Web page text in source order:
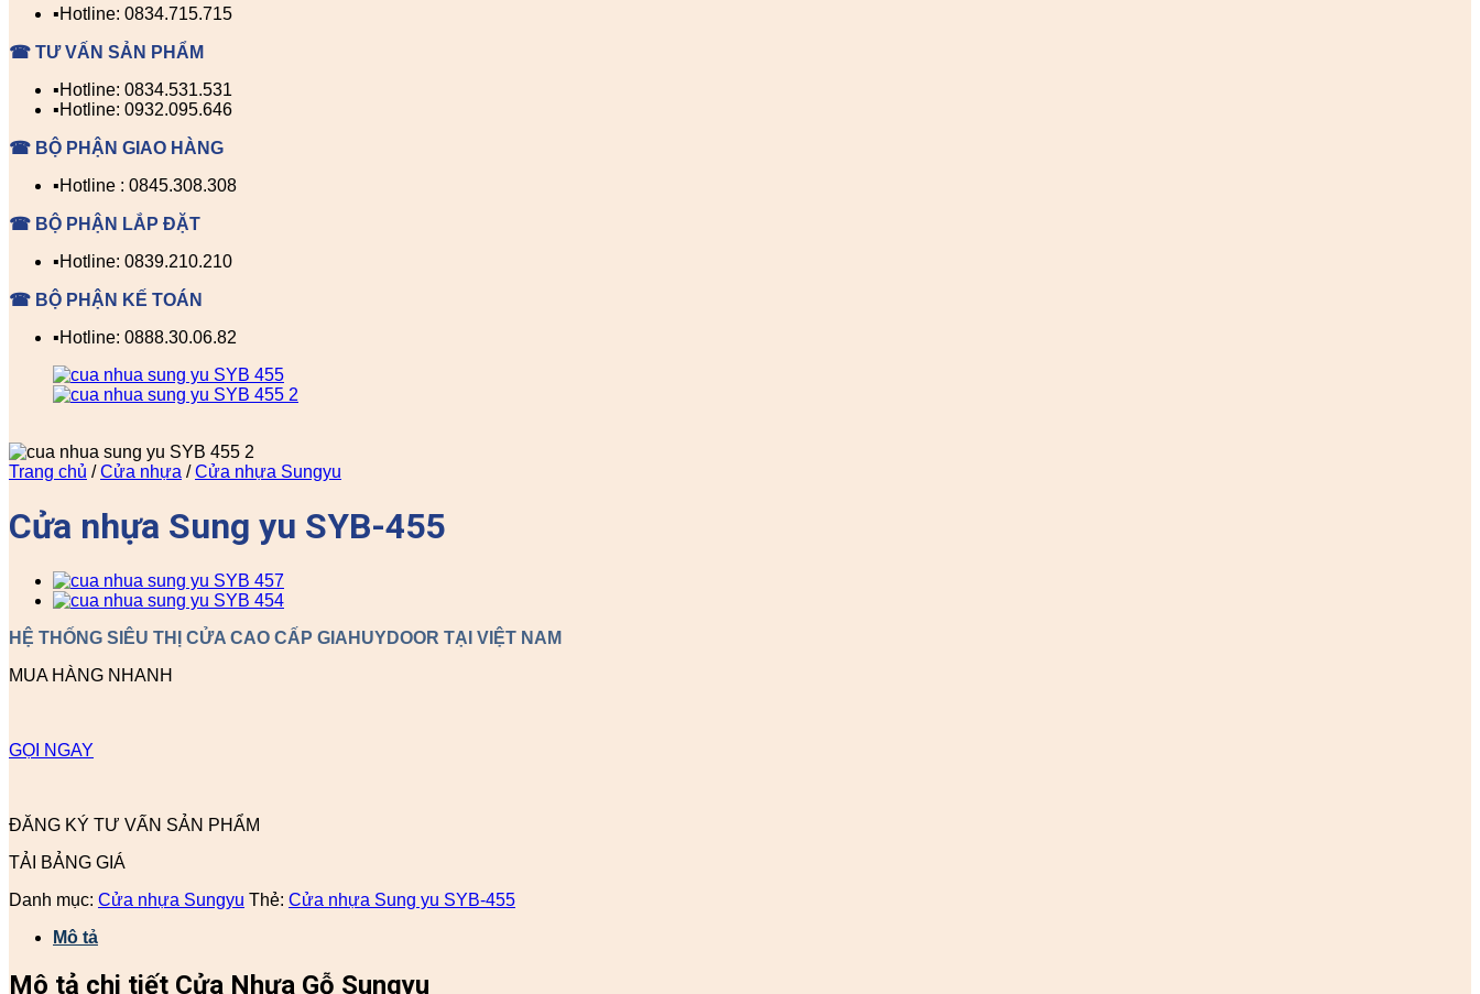
▪️Hotline: 0834.715.715
☎ TƯ VẤN SẢN PHẨM
▪️Hotline: 0834.531.531
▪️Hotline: 0932.095.646
☎ BỘ PHẬN GIAO HÀNG
▪️Hotline : 0845.308.308
☎ BỘ PHẬN LẮP ĐẶT
▪️Hotline: 0839.210.210
☎ BỘ PHẬN KẾ TOÁN
▪️Hotline: 0888.30.06.82
Trang chủ / Cửa nhựa / Cửa nhựa Sungyu
Cửa nhựa Sung yu SYB-455
HỆ THỐNG SIÊU THỊ CỬA CAO CẤP GIAHUYDOOR TẠI VIỆT NAM
MUA HÀNG NHANH
GỌI NGAY
ĐĂNG KÝ TƯ VẤN SẢN PHẨM
TẢI BẢNG GIÁ
Danh mục: Cửa nhựa Sungyu Thẻ: Cửa nhựa Sung yu SYB-455
Mô tả
Mô tả chi tiết Cửa Nhựa Gỗ Sungyu